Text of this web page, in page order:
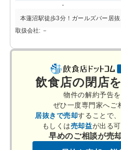
-
本蓮沼駅徒歩3分！ガールズバー居抜
取扱会社: －
飲食店の閉店
物件の解約予告を
ぜひ一度専門家へご
居抜きで売却することで、
もしくは売却益が出る
早めのご相談が売